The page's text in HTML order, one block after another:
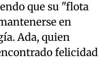
que su "flota
en
Ada, quien
felicidad